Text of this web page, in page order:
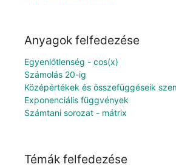
Anyagok felfedezése
Egyenlőtlenség - cos(x)
Számolás 20-ig
Középértékek és összefüggéseik
Exponenciális függvények
Számtani sorozat - mátrix
Témák felfedezése